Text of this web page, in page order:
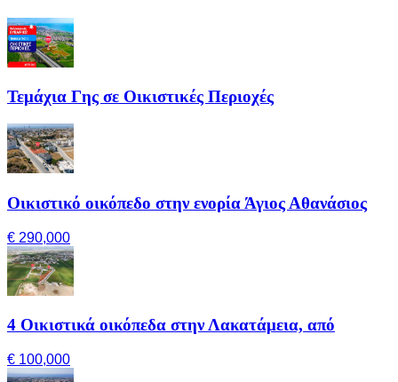
Τεμάχια Γης σε Οικιστικές Περιοχές
Οικιστικό οικόπεδο στην ενορία Άγιος Αθανάσιος
€ 290,000
4 Οικιστικά οικόπεδα στην Λακατάμεια, από
€ 100,000